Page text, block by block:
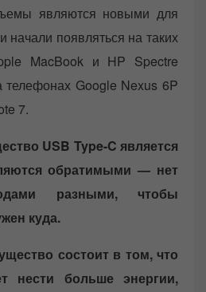
являются новыми для
начали появляться на таких
MacBook и HP Spectre
телефонах Google Nexus 6P
7.
USB Type-C является
обратимыми — нет
разными, чтобы
куда.
состоит в том, что
нести больше энергии,